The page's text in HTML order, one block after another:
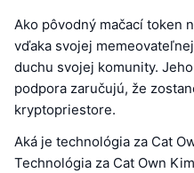
Ako pôvodný mačací token
vďaka svojej
duchu svojej komunity.
podpora zaručujú, že
kryptopriestore.
Aká je technológia za Cat
Technológia za Cat Own